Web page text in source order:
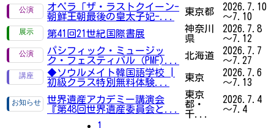
オペラ「ザ・ラストクイーン-
朝鮮王朝最後の皇太子妃-...
東京都
2026.7.10
～7.10
第41回21世紀国際書展
神奈川
県
2026.7.8
～7.12
パシフィック・ミュージッ
ク・フェスティバル（PMF)...
北海道
2026.7.7
～7.27
◆ソウルメイト韓国語学校 |
初級クラス特別無料体験...
東京
2026.7.6
～7.13
世界遺産アカデミー講演会
『第48回世界遺産委員会と...
東京
都・
千...
2026.7.4
～7.4
1